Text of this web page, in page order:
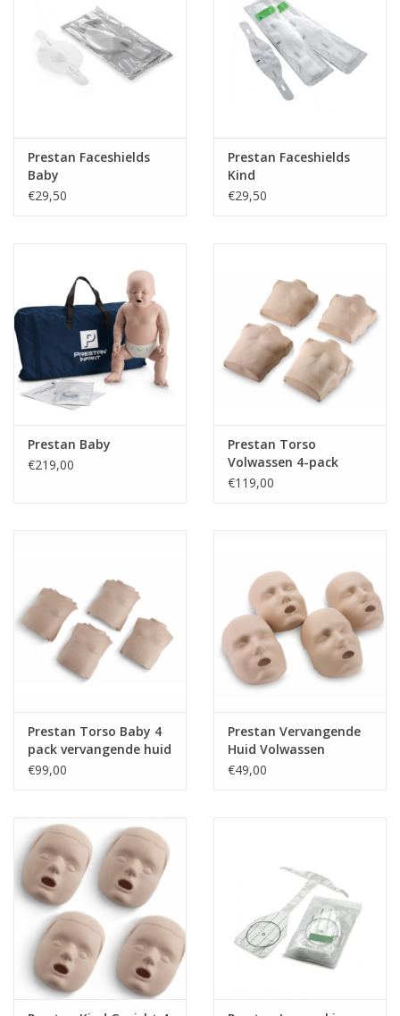
Prestan Faceshields
Baby
€29,50
Prestan Faceshields
Kind
€29,50
Prestan Baby
€219,00
Prestan Torso
Volwassen 4-pack
vervangende huid
€119,00
Prestan Torso Baby 4
pack vervangende huid
€99,00
Prestan Vervangende
Huid Volwassen
Gezicht 4-pack
€49,00